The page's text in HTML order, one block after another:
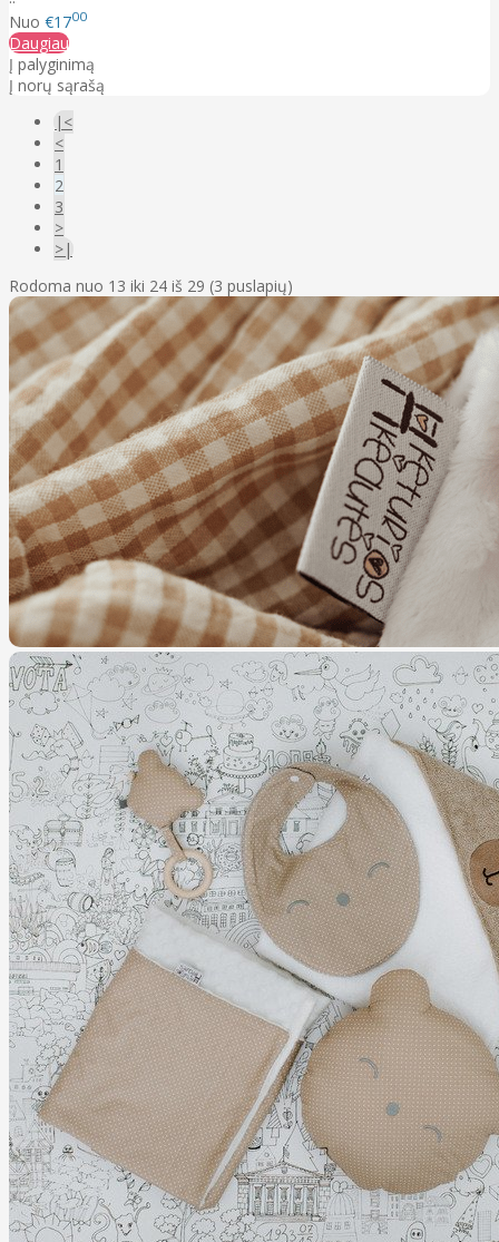
Nuo €1700
Daugiau
Į palyginimą
Į norų sąrašą
|<
<
1
2
3
>
>|
Rodoma nuo 13 iki 24 iš 29 (3 puslapių)